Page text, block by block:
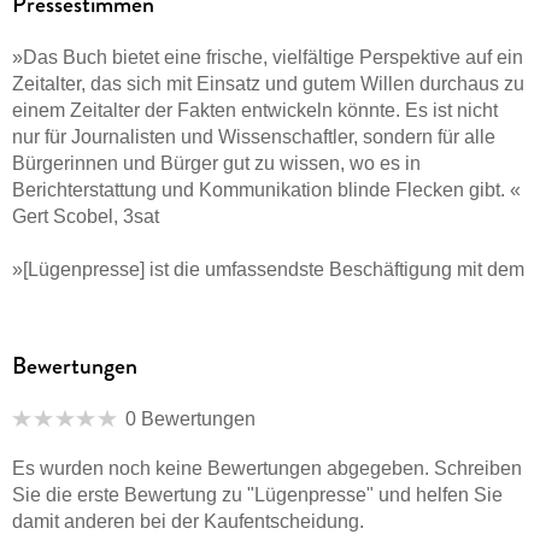
»Das Buch bietet eine frische, vielfältige Perspektive auf ein
Zeitalter, das sich mit Einsatz und gutem Willen durchaus zu
einem Zeitalter der Fakten entwickeln könnte. Es ist nicht
nur für Journalisten und Wissenschaftler, sondern für alle
Bürgerinnen und Bürger gut zu wissen, wo es in
Berichterstattung und Kommunikation blinde Flecken gibt. «
Gert Scobel, 3sat
»[Lügenpresse] ist die umfassendste Beschäftigung mit dem
mehreren Seiten aus und vermittelt so ein umfassendes
Schubert, Spektrum der Wissenschaft
»ein wichtiges Buch über ein hochemotionales Thema, ein
Bewertungen
0 Bewertungen
Es wurden noch keine Bewertungen abgegeben. Schreiben
Sie die erste Bewertung zu "Lügenpresse" und helfen Sie
damit anderen bei der Kaufentscheidung.